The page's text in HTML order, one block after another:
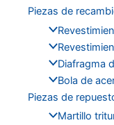
Piezas de
Diafragma
Bola de
Piezas de
Martillo